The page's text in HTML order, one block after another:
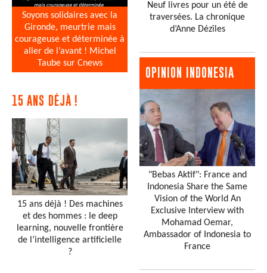
Soyons solidaires avec la
Gironde, meurtrie mais
courageuse et déterminée à
aller de l’avant ! Michel
Taube sur Cnews
15 ANS DÉJÀ !
15 ans déjà ! Des machines
et des hommes : le deep
learning, nouvelle frontière
de l’intelligence artificielle
?
Neuf livres pour un été de
traversées. La chronique
d’Anne Dézîles
OPINION INDONESIA
"Bebas Aktif": France and
Indonesia Share the Same
Vision of the World An
Exclusive Interview with
Mohamad Oemar,
Ambassador of Indonesia to
France